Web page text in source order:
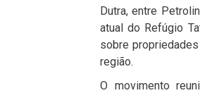
Dutra, entre
atual do Refúgio
sobre
região.
O movimento